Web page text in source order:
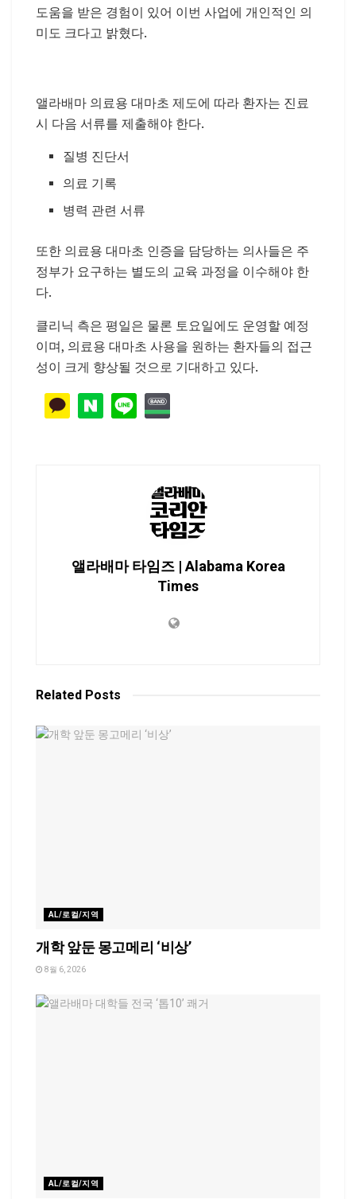
도움을 받은 경험이 있어 이번 사업에 개인적인 의
미도 크다고 밝혔다.
앨라배마 의료용 대마초 제도에 따라 환자는 진료
시 다음 서류를 제출해야 한다.
질병 진단서
의료 기록
병력 관련 서류
또한 의료용 대마초 인증을 담당하는 의사들은 주
정부가 요구하는 별도의 교육 과정을 이수해야 한
다.
클리닉 측은 평일은 물론 토요일에도 운영할 예정
이며, 의료용 대마초 사용을 원하는 환자들의 접근
성이 크게 향상될 것으로 기대하고 있다.
앨라배마 타임즈 | Alabama Korea
Times
Related Posts
AL/로컬/지역
개학 앞둔 몽고메리 ‘비상’
8월 6, 2026
AL/로컬/지역